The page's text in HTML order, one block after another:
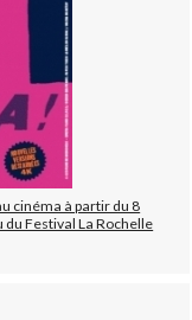
cinéma à partir du 8
Festival La Rochelle